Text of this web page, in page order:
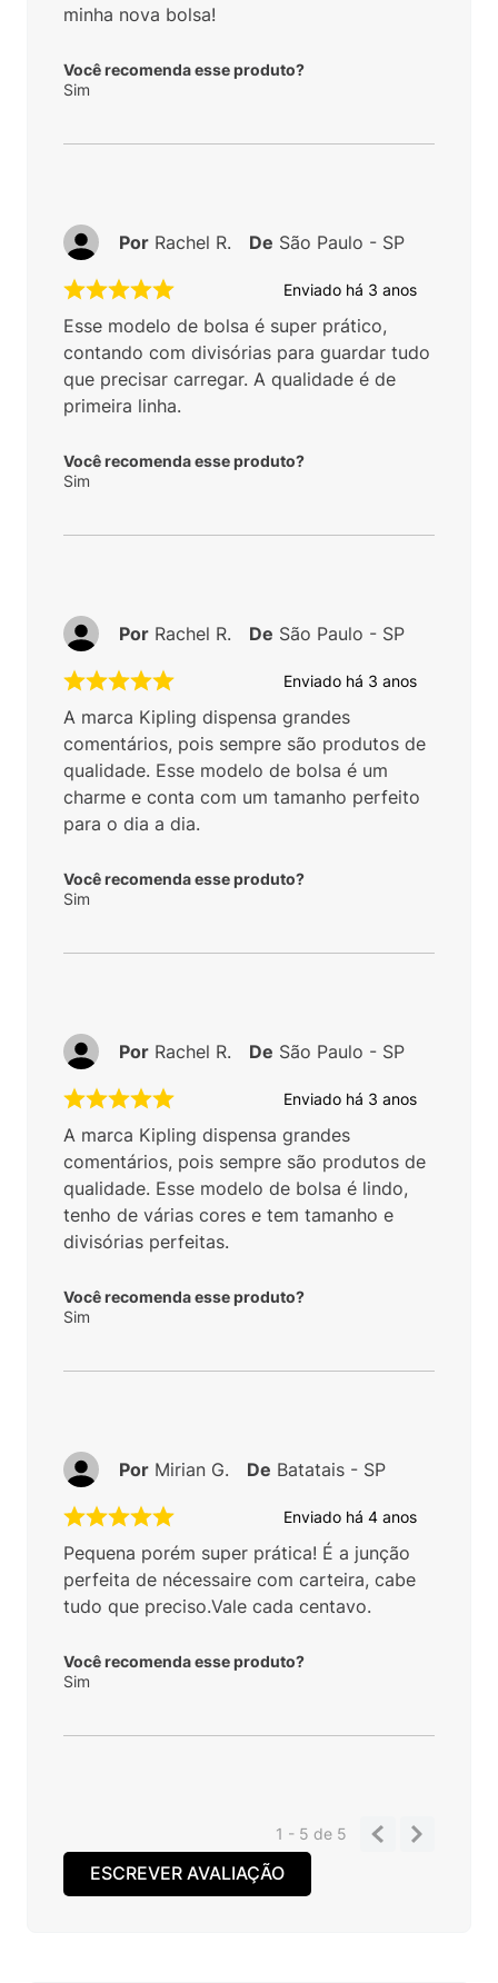
minha nova bolsa!
Você recomenda esse produto?
Sim
Enviado há 3 anos
Esse modelo de bolsa é super prático,
contando com divisórias para guardar tudo
que precisar carregar. A qualidade é de
primeira linha.
Você recomenda esse produto?
Sim
Por Rachel R. De São Paulo - SP
Enviado há 3 anos
A marca Kipling dispensa grandes
comentários, pois sempre são produtos de
qualidade. Esse modelo de bolsa é um
charme e conta com um tamanho perfeito
para o dia a dia.
Você recomenda esse produto?
Sim
Por Rachel R. De São Paulo - SP
Enviado há 3 anos
A marca Kipling dispensa grandes
comentários, pois sempre são produtos de
qualidade. Esse modelo de bolsa é lindo,
tenho de várias cores e tem tamanho e
divisórias perfeitas.
Você recomenda esse produto?
Sim
Por Rachel R. De São Paulo - SP
Enviado há 4 anos
Pequena porém super prática! É a junção
perfeita de nécessaire com carteira, cabe
tudo que preciso.Vale cada centavo.
Você recomenda esse produto?
Sim
Por Mirian G. De Batatais - SP
1 - 5de 5
ESCREVER AVALIAÇÃO